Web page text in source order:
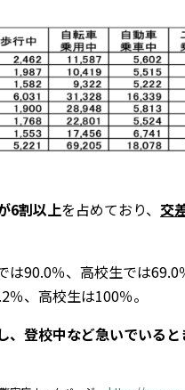
6割以上を占めており、 交
は90.0％、高校生では
、高校生は100％。
、登校中など急いでいる